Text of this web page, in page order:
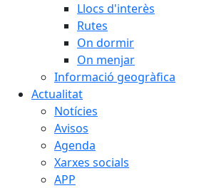
Llocs d'interès
Rutes
On dormir
On menjar
Informació geogràfica
Actualitat
Notícies
Avisos
Agenda
Xarxes socials
APP